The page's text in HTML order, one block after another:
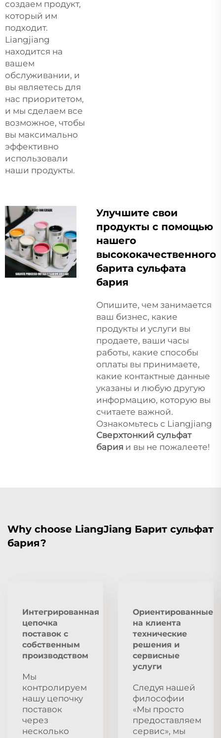
создаем продукт,
который им
подходит.
Liangjiang
находится на
вашем
обслуживании, и
вы являетесь для
нас приоритетом,
и мы сделаем все
возможное, чтобы
вы максимально
эффективно
использовали
наши продукты.
Улучшите свои
продукты с помощью
нашего
высококачественного
барита сульфата
бария
Опишите, чем занимается
ваш бизнес, какие
продукты и услуги вы
продаете, ваши часы
работы, какие способы
оплаты вы принимаете,
какие контактные данные
указаны и любую другую
информацию, которую вы
считаете важной.
Ознакомьтесь с Liangjiang
Сверхтонкий сульфат
бария и вы не пожалеете!
Why choose LiangJiang Барит сульфат
бария?
Интегрированная
цепочка
поставок с
собственным
производством
Мы
контролируем
нашу цепочку
поставок
через
несколько
Ориентированные
на клиента
технические
решения и
сервисные
услуги
Следуя нашей
философии
«Мы просто
предоставляем
сервис», мы